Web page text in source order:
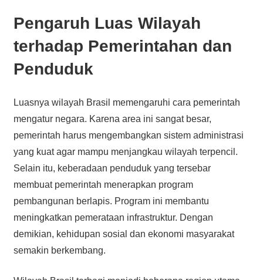
Pengaruh Luas Wilayah
terhadap Pemerintahan dan
Penduduk
Luasnya wilayah Brasil memengaruhi cara pemerintah
mengatur negara. Karena area ini sangat besar,
pemerintah harus mengembangkan sistem administrasi
yang kuat agar mampu menjangkau wilayah terpencil.
Selain itu, keberadaan penduduk yang tersebar
membuat pemerintah menerapkan program
pembangunan berlapis. Program ini membantu
meningkatkan pemerataan infrastruktur. Dengan
demikian, kehidupan sosial dan ekonomi masyarakat
semakin berkembang.